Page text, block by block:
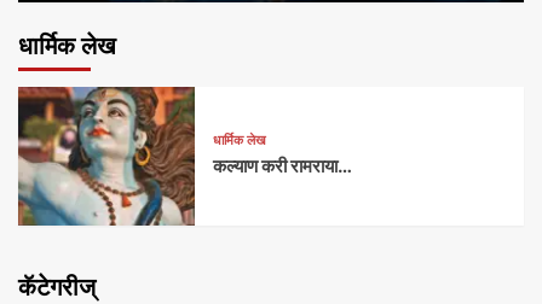
धार्मिक लेख
धार्मिक लेख
कल्याण करी रामराया…
कॅटेगरीज्